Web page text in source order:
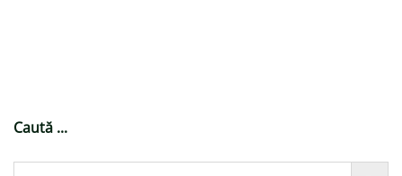
Caută ...